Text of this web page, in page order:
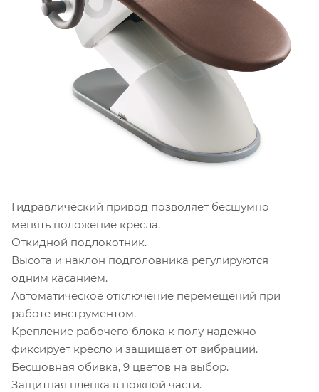
Гидравлический привод позволяет бесшумно
менять положение кресла.
Откидной подлокотник.
Высота и наклон подголовника регулируются
одним касанием.
Автоматическое отключение перемещений при
работе инструментом.
Крепление рабочего блока к полу надежно
фиксирует кресло и защищает от вибраций.
Бесшовная обивка, 9 цветов на выбор.
Защитная пленка в ножной части.